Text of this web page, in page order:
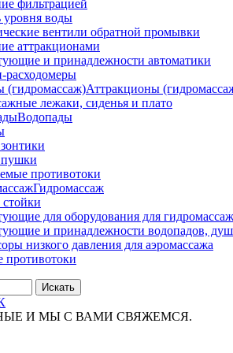
фильтрацией
уровня воды
вентили обратной промывки
аттракционами
и принадлежности автоматики
расходомеры
Аттракционы
лежаки, сиденья и плато
Водопады
противотоки
Гидромассаж
для оборудования для
и принадлежности водопадов,
низкого давления для аэромассажа
противотоки
Искать
И МЫ С ВАМИ СВЯЖЕМСЯ.